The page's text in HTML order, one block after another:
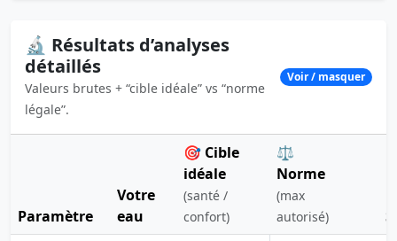
🔬 Résultats d’analyses
détaillés
Valeurs brutes + “cible idéale” vs “norme
légale”.
Voir / masquer
Paramètre
Votre
eau
🎯 Cible
idéale
(santé /
confort)
⚖️
Norme
(max
autorisé)